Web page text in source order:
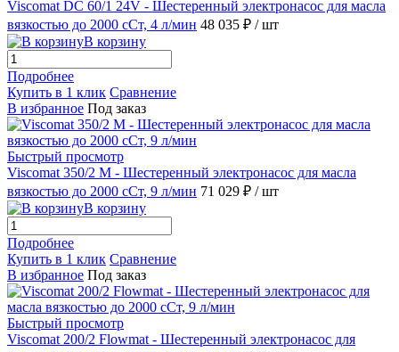
Viscomat DC 60/1 24V - Шестеренный электронасос для масла
вязкостью до 2000 сСт, 4 л/мин 48 035 ₽ / шт
В корзину
Подробнее
Купить в 1 клик Сравнение
В избранное Под заказ
Быстрый просмотр
Viscomat 350/2 M - Шестеренный электронасос для масла
вязкостью до 2000 сСт, 9 л/мин 71 029 ₽ / шт
В корзину
Подробнее
Купить в 1 клик Сравнение
В избранное Под заказ
Быстрый просмотр
Viscomat 200/2 Flowmat - Шестеренный электронасос для